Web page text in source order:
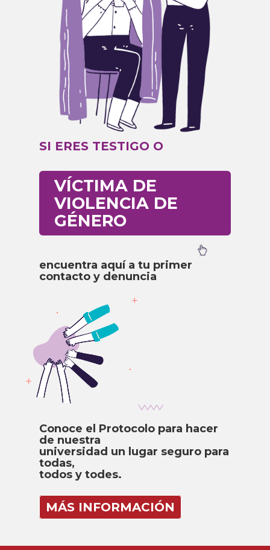
SI ERES TESTIGO O
VÍCTIMA DE
VIOLENCIA DE
GÉNERO
encuentra aquí a tu primer
contacto y denuncia
Conoce el Protocolo para hacer
de nuestra
universidad un lugar seguro para
todas,
todos y todes.
MÁS INFORMACIÓN